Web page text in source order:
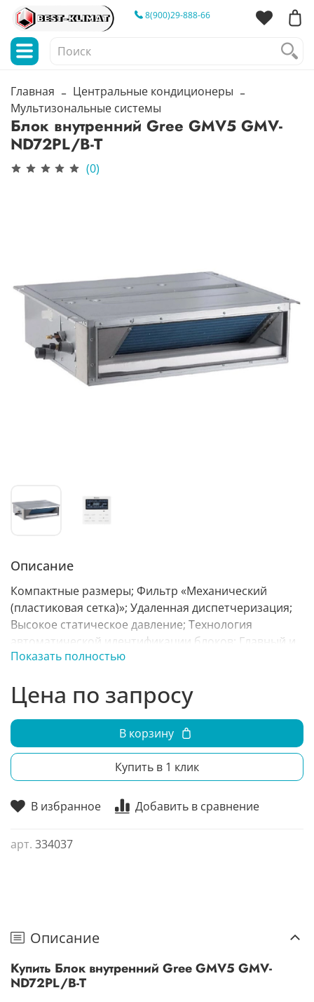
8(900)29-888-66
Главная
Центральные кондиционеры
Мультизональные системы
Блок внутренний Gree GMV5 GMV-
ND72PL/B-T
(0)
В избранное Добавить в сравнение
арт. 334037
Описание
Компактные размеры; Фильтр «Механический
(пластиковая сетка)»; Удаленная диспетчеризация;
Высокое статическое давление; Технология
автоматической идентификации блоков; Главный и
вспомогательный проводной пульт;
Показать полностью
Цена по запросу
В корзину
Купить в 1 клик
Описание
Купить Блок внутренний Gree GMV5 GMV-
ND72PL/B-T